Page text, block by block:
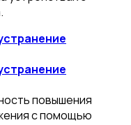
повышения
с помощью